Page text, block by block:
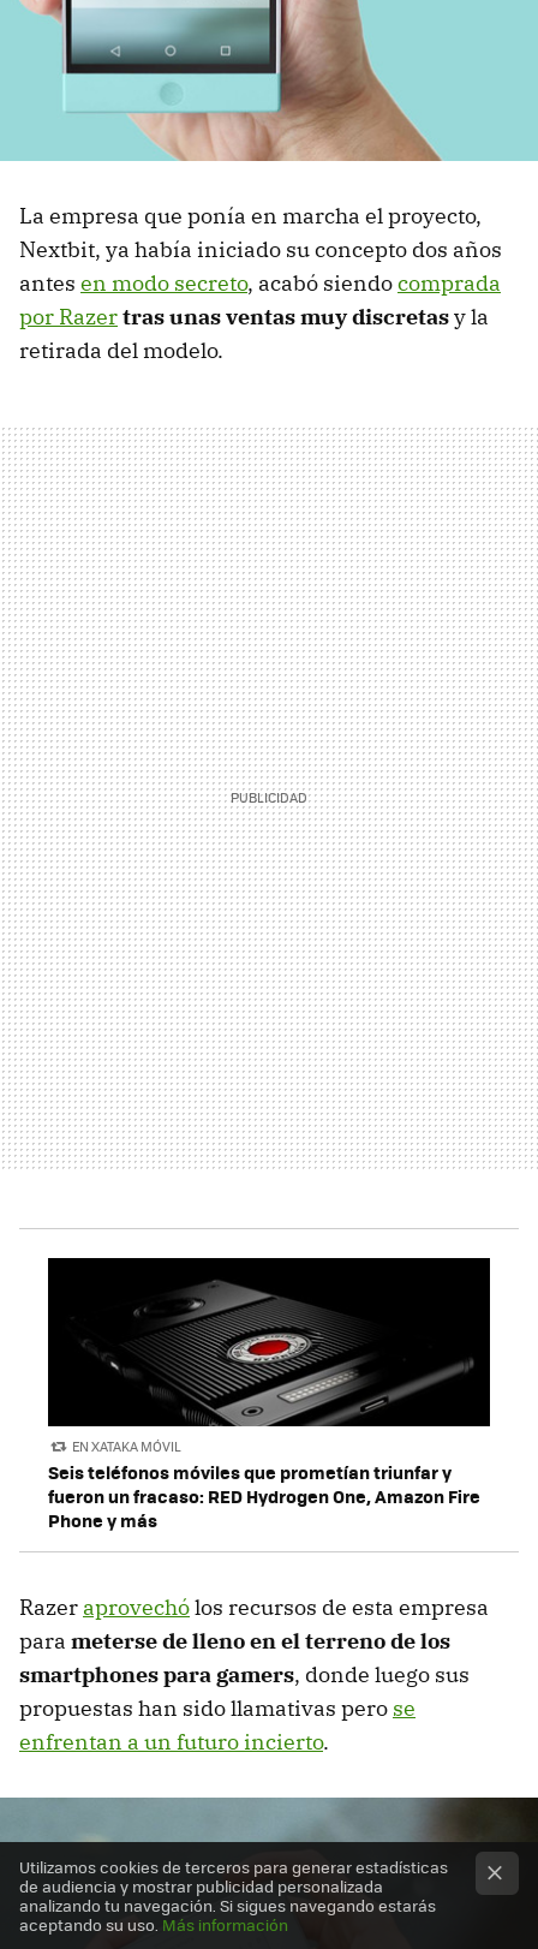
La empresa que ponía en marcha el proyecto,
Nextbit, ya había iniciado su concepto dos años
antes en modo secreto, acabó siendocomprada
por Razertras unas ventas muy discretasy la
retirada del modelo.
EN XATAKA MÓVIL
Seis teléfonos móviles que prometían triunfar y
fueron un fracaso: RED Hydrogen One, Amazon Fire
Phone y más
Razer aprovechólos recursos de esta empresa
para meterse de lleno en el terreno de los
smartphones para gamers, donde luego sus
propuestas han sido llamativas pero se
enfrentan a un futuro incierto.
Utilizamos cookies de terceros para generar estadísticas
de audiencia y mostrar publicidad personalizada
analizando tu navegación. Si sigues navegando estarás
aceptando su uso. Más información